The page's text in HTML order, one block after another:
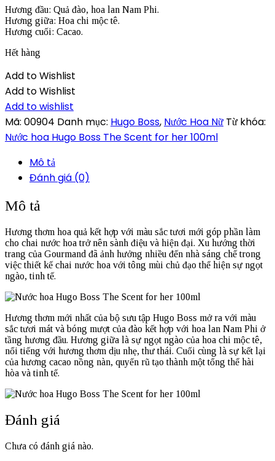
Hương đầu: Quả đào, hoa lan Nam Phi.
Hương giữa: Hoa chi mộc tê.
Hương cuối: Cacao.
Hết hàng
Add to Wishlist
Add to Wishlist
Add to wishlist
Mã: 00904 Danh mục: Hugo Boss, Nước Hoa Nữ Từ khóa:
Nước hoa Hugo Boss The Scent for her 100ml
Mô tả
Đánh giá (0)
Mô tả
Hương thơm hoa quả kết hợp với màu sắc tươi mới góp phần làm
cho chai nước hoa trở nên sành điệu và hiện đại. Xu hướng thời
trang của Gourmand đã ảnh hưởng nhiều đến nhà sáng chế trong
việc thiết kế chai nước hoa với tông mùi chủ đạo thể hiện sự ngọt
ngào, tinh tế.
Hương thơm mới nhất của bộ sưu tập Hugo Boss mở ra với màu
sắc tươi mát và bóng mượt của đào kết hợp với hoa lan Nam Phi ở
tầng hương đầu. Hương giữa là sự ngọt ngào của hoa chi mộc tê,
nổi tiếng với hương thơm dịu nhẹ, thư thái. Cuối cùng là sự kết lại
của hương cacao nồng nàn, quyến rũ tạo thành một tổng thể hài
hòa và tinh tế.
Đánh giá
Chưa có đánh giá nào.